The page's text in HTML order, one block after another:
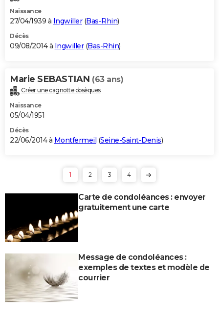
Naissance
27/04/1939 à Ingwiller(Bas-Rhin)
Décès
09/08/2014 à Ingwiller(Bas-Rhin)
Marie SEBASTIAN (63 ans)
Créer une cagnotte obsèques
Naissance
05/04/1951
Décès
22/06/2014 à Montfermeil (Seine-Saint-Denis)
1 2 3 4
Carte de condoléances : envoyer
gratuitement une carte
Message de condoléances :
exemples de textes et modèle de
courrier